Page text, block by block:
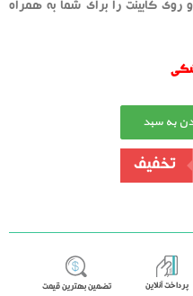
کابینت را برای شما به همراه
به سبد
خرید
تخفیف
پرداخت آنلاین تضمین بهترین قیمت